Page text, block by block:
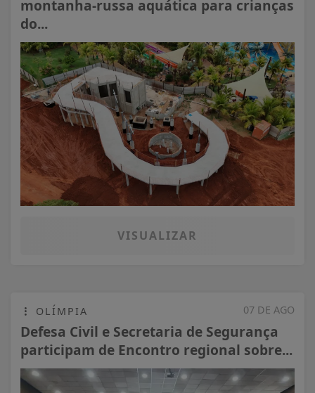
montanha-russa aquática para crianças
do...
VISUALIZAR
07 DE AGO
OLÍMPIA
Defesa Civil e Secretaria de Segurança
participam de Encontro regional sobre...